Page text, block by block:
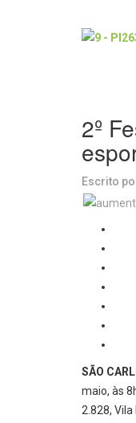
2º
Escrito
SÃO
maio, às
2.828, Vila